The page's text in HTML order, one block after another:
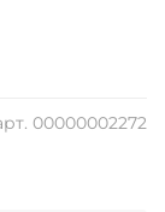
00000002272